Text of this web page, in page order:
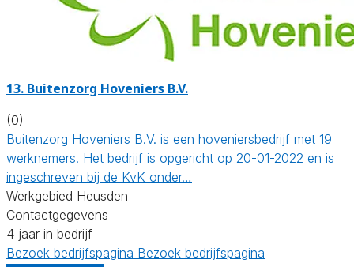
13. Buitenzorg Hoveniers B.V.
(0)
Buitenzorg Hoveniers B.V. is een hoveniersbedrijf met 19
werknemers. Het bedrijf is opgericht op 20-01-2022 en is
ingeschreven bij de KvK onder…
Werkgebied Heusden
Contactgegevens
4 jaar in bedrijf
Bezoek bedrijfspagina Bezoek bedrijfspagina